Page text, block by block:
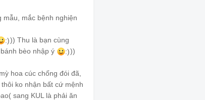
mẫu, mắc bệnh nghiện
:))) Thu là bạn cùng
bèo nhập ý
:)))
hoa cúc chống đói đã,
ko nhận bất cứ mệnh
sang KUL là phải ăn